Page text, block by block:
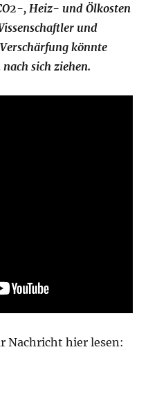
, Heiz- und Ölkosten
und
könnte
sich ziehen.
Nachricht hier lesen: